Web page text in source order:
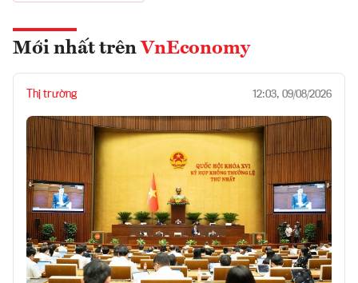
Mới nhất trên VnEconomy
Thị trường 12:03, 09/08/2026